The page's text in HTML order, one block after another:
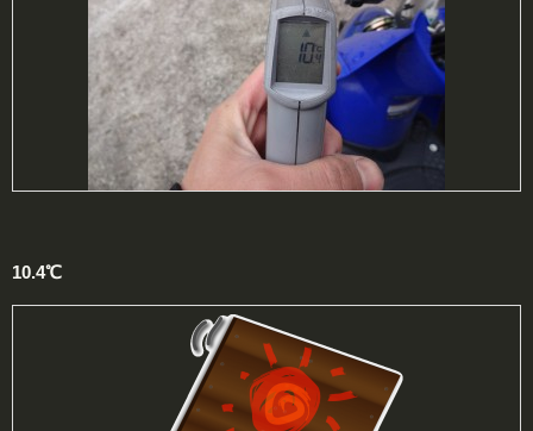
10.4℃